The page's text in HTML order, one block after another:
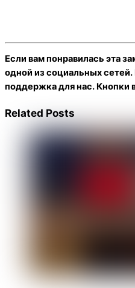
Если вам понравилась эта
одной из социальных
поддержка для нас. Кнопки
Related Posts